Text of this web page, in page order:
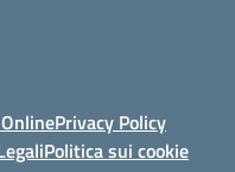
Privacy Policy
Politica sui cookie